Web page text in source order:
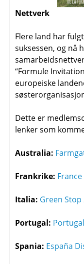
Nettverk
Flere land har
suksessen, og nå
“Formule
europeiske
Dette er
lenker som
Australia:
Frankrike:
Italia: Green Stop
Portugal:
Spania: España